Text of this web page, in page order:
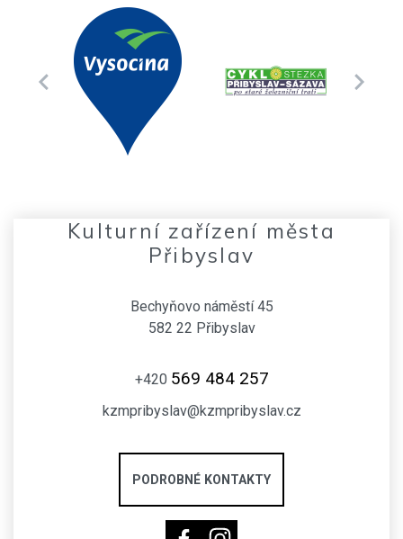
Kulturní zařízení města
Přibyslav
Bechyňovo náměstí 45
582 22 Přibyslav
+420 569 484 257
kzmpribyslav@kzmpribyslav.cz
PODROBNÉ KONTAKTY